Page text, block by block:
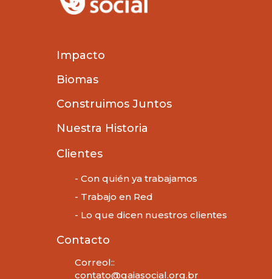
Impacto
Biomas
Construimos Juntos
Nuestra Historia
Clientes
- Con quién ya trabajamos
- Trabajo en Red
- Lo que dicen nuestros clientes
Contacto
Correol::
contato@gaiasocial.org.br